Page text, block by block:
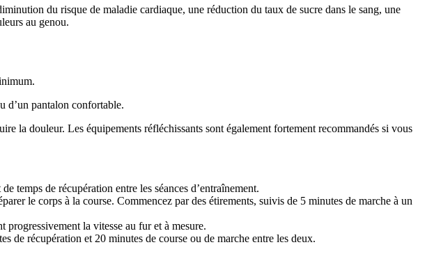
du risque de maladie cardiaque, une réduction du taux de sucre dans le sang, une
au genou.
d’un pantalon confortable.
la douleur. Les équipements réfléchissants sont également fortement recommandés si vous
temps de récupération entre les séances d’entraînement.
le corps à la course. Commencez par des étirements, suivis de 5 minutes de marche à un
la vitesse au fur et à mesure.
de récupération et 20 minutes de course ou de marche entre les deux.